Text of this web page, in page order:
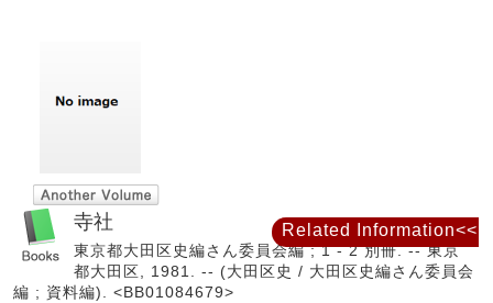
寺社
東京都大田区史編さん委員会編 ; 1 - 2 別冊. -- 東京
都大田区, 1981. -- (大田区史 / 大田区史編さん委員会
編 ; 資料編). <BB01084679>
Related Information<<